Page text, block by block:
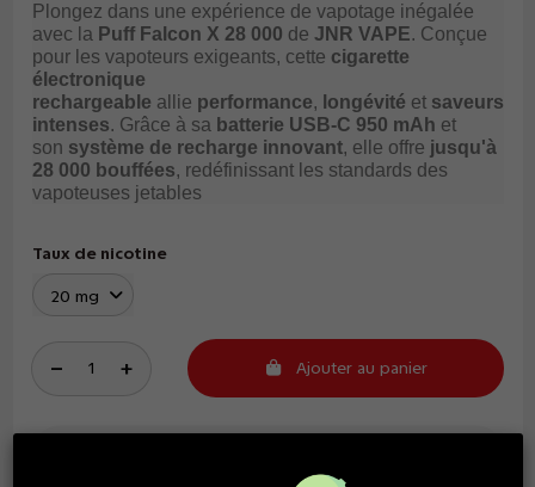
Plongez dans une expérience de vapotage inégalée
avec la Puff Falcon X 28 000 de JNR VAPE. Conçue
pour les vapoteurs exigeants, cette cigarette
électronique
rechargeable allie performance, longévité et saveurs
intenses. Grâce à sa batterie USB-C 950 mAh et
son système de recharge innovant, elle offre jusqu'à
28 000 bouffées, redéfinissant les standards des
vapoteuses jetables
Taux de nicotine
Ajouter au panier